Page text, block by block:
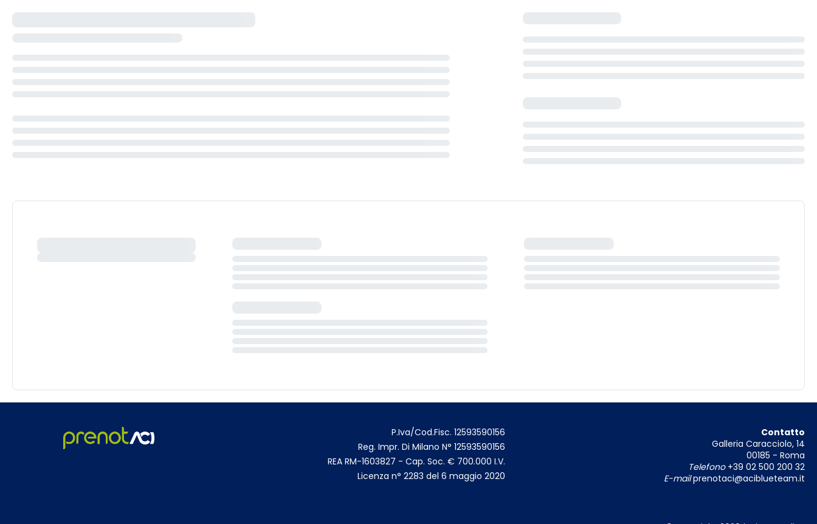
P.Iva/Cod.Fisc. 12593590156
Reg. Impr. Di Milano N° 12593590156
REA RM-1603827 - Cap. Soc. € 700.000 I.V.
Licenza n° 2283 del 6 maggio 2020
Contatto
Galleria Caracciolo, 14
00185 - Roma
Telefono+39 02 500 200 32
E-mailprenotaci@aciblueteam.it